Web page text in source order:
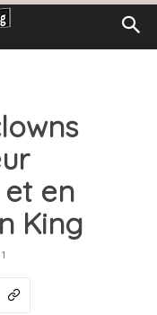
en
King